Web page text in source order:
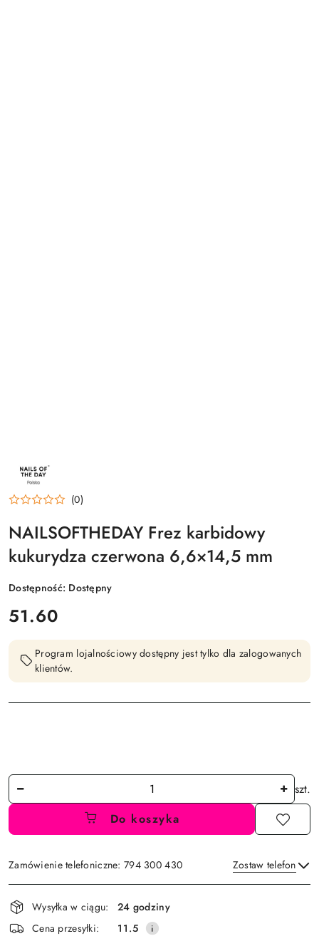
NAZWA
PRODUCENTA:
(0)
NAILSOFTHEDAY Frez karbidowy
kukurydza czerwona 6,6×14,5 mm
Dostępność: Dostępny
cena:
51.60
Program lojalnościowy dostępny jest tylko dla zalogowanych
klientów.
Ilość
szt.
Do koszyka
Zamówienie telefoniczne: 794 300 430 Zostaw telefon
Wyślij
Dostępność
i
dostawa
Wysyłka w ciągu:
24 godziny
Cena przesyłki:
11.5